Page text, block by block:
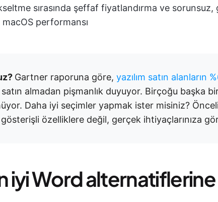
sırasında şeffaf fiyatlandırma ve
performansı
Gartner raporuna göre, yazılım satın alanların
satın almadan pişmanlık duyuyor. Birçoğu başka
Daha iyi seçimler yapmak ister misiniz?
gösterişli özelliklere değil, gerçek ihtiyaçlarınıza
iyi Word